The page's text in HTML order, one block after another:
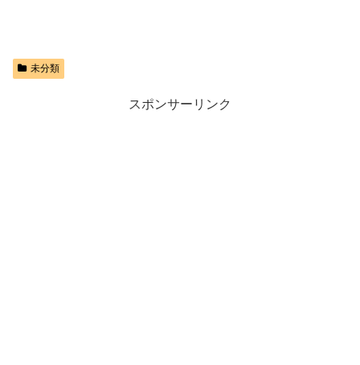
未分類
スポンサーリンク